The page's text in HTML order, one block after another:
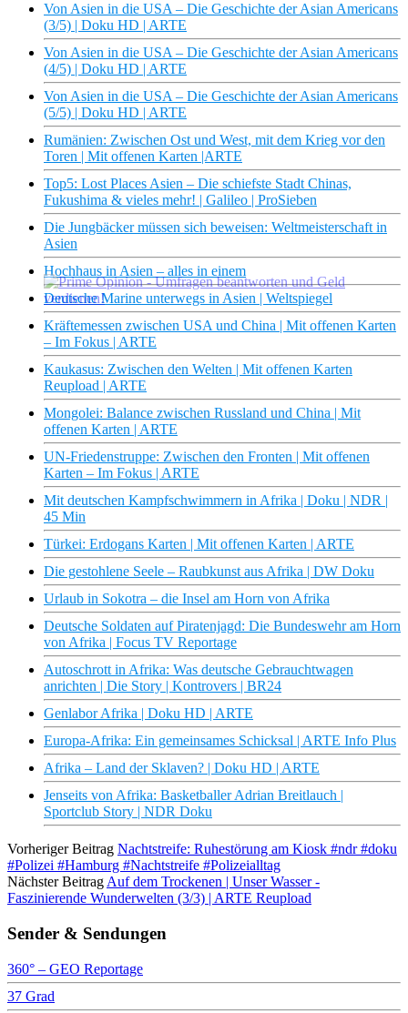
Von Asien in die USA – Die Geschichte der Asian Americans
(3/5) | Doku HD | ARTE
Von Asien in die USA – Die Geschichte der Asian Americans
(4/5) | Doku HD | ARTE
Von Asien in die USA – Die Geschichte der Asian Americans
(5/5) | Doku HD | ARTE
Rumänien: Zwischen Ost und West, mit dem Krieg vor den
Toren | Mit offenen Karten |ARTE
Top5: Lost Places Asien – Die schiefste Stadt Chinas,
Fukushima & vieles mehr! | Galileo | ProSieben
Die Jungbäcker müssen sich beweisen: Weltmeisterschaft in
Asien
Hochhaus in Asien – alles in einem
Deutsche Marine unterwegs in Asien | Weltspiegel
Kräftemessen zwischen USA und China | Mit offenen Karten
– Im Fokus | ARTE
Kaukasus: Zwischen den Welten | Mit offenen Karten
Reupload | ARTE
Mongolei: Balance zwischen Russland und China | Mit
offenen Karten | ARTE
UN-Friedenstruppe: Zwischen den Fronten | Mit offenen
Karten – Im Fokus | ARTE
Mit deutschen Kampfschwimmern in Afrika | Doku | NDR |
45 Min
Türkei: Erdogans Karten | Mit offenen Karten | ARTE
Die gestohlene Seele – Raubkunst aus Afrika | DW Doku
Urlaub in Sokotra – die Insel am Horn von Afrika
Deutsche Soldaten auf Piratenjagd: Die Bundeswehr am Horn
von Afrika | Focus TV Reportage
Autoschrott in Afrika: Was deutsche Gebrauchtwagen
anrichten | Die Story | Kontrovers | BR24
Genlabor Afrika | Doku HD | ARTE
Europa-Afrika: Ein gemeinsames Schicksal | ARTE Info Plus
Afrika – Land der Sklaven? | Doku HD | ARTE
Jenseits von Afrika: Basketballer Adrian Breitlauch |
Sportclub Story | NDR Doku
Vorheriger Beitrag Nachtstreife: Ruhestörung am Kiosk #ndr #doku
#Polizei #Hamburg #Nachtstreife #Polizeialltag
Nächster Beitrag Auf dem Trockenen | Unser Wasser -
Faszinierende Wunderwelten (3/3) | ARTE Reupload
Sender & Sendungen
360° – GEO Reportage
37 Grad